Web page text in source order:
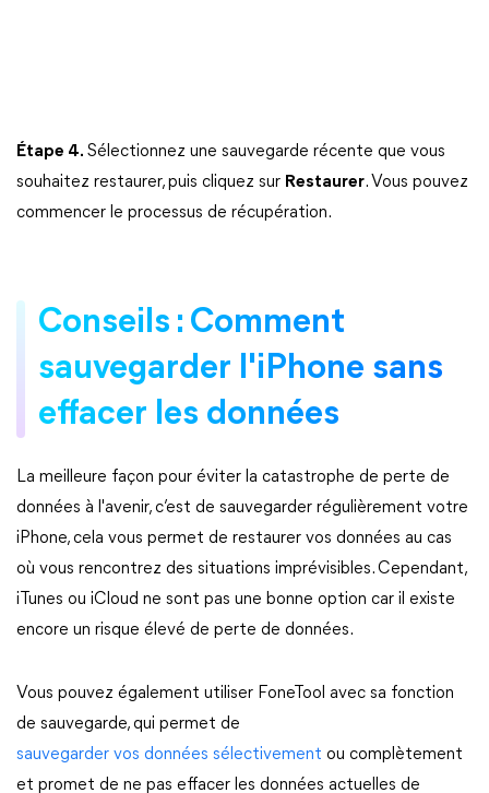
Étape 4. Sélectionnez une sauvegarde récente que vous
souhaitez restaurer, puis cliquez sur Restaurer. Vous pouvez
commencer le processus de récupération.
Conseils : Comment
sauvegarder l'iPhone sans
effacer les données
La meilleure façon pour éviter la catastrophe de perte de
données à l'avenir, c’est de sauvegarder régulièrement votre
iPhone, cela vous permet de restaurer vos données au cas
où vous rencontrez des situations imprévisibles. Cependant,
iTunes ou iCloud ne sont pas une bonne option car il existe
encore un risque élevé de perte de données.
Vous pouvez également utiliser FoneTool avec sa fonction
de sauvegarde, qui permet de
sauvegarder vos données sélectivement ou complètement
et promet de ne pas effacer les données actuelles de